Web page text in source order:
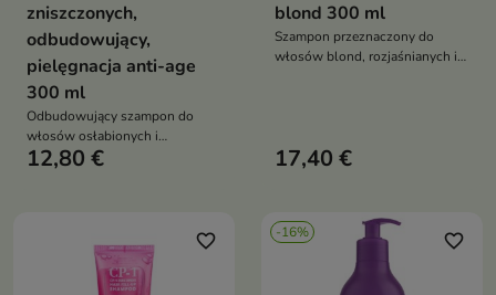
zniszczonych,
odbudowujący,
pielęgnacja anti-age
300 ml
Odbudowujący szampon do
włosów osłabionych i
zniszczonych, który pomaga
12,80 €
blond 300 ml
Szampon przeznaczony do
włosów blond, rozjaśnianych i
pasm
17,40 €
favorite_border -16% favorite_border